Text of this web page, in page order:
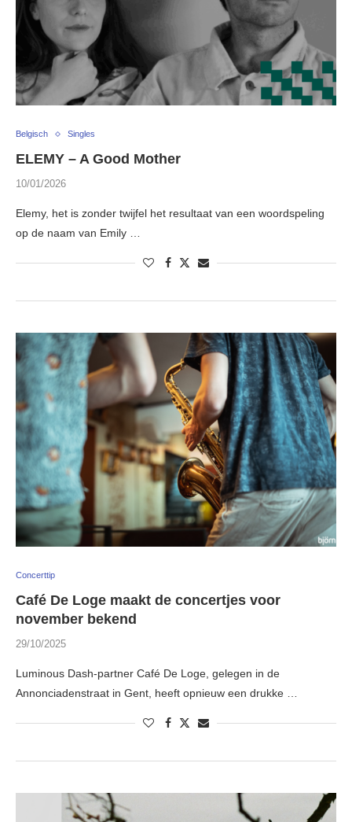
Belgisch Singles
ELEMY – A Good Mother
10/01/2026
Elemy, het is zonder twijfel het resultaat van een woordspeling
op de naam van Emily …
Concerttip
Café De Loge maakt de concertjes voor
november bekend
29/10/2025
Luminous Dash-partner Café De Loge, gelegen in de
Annonciadenstraat in Gent, heeft opnieuw een drukke …